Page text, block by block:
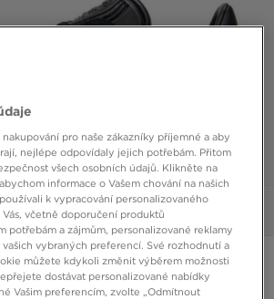
Obrázky 360°
pro naše zákazníky příjemné a aby
nejlépe odpovídaly jejich potřebám. Přitom
všech osobních údajů. Klikněte na
informace o Vašem chování na našich
k vypracování personalizovaného
včetně doporučení produktů
potřebám a zájmům, personalizované reklamy
vašich vybraných preferencí. Své rozhodnutí a
můžete kdykoli změnit výběrem možnosti
dostávat personalizované nabídky
Vašim preferencím, zvolte „Odmítnout